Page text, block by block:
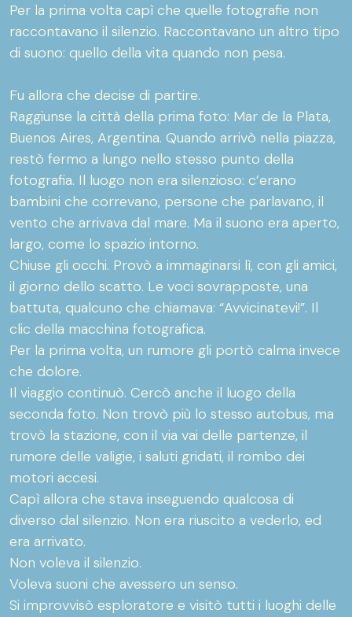
Per la prima volta capì che quelle fotografie non
raccontavano il silenzio. Raccontavano un altro tipo
di suono: quello della vita quando non pesa.
Fu allora che decise di partire.
Raggiunse la città della prima foto: Mar de la Plata,
Buenos Aires, Argentina. Quando arrivò nella piazza,
restò fermo a lungo nello stesso punto della
fotografia. Il luogo non era silenzioso: c’erano
bambini che correvano, persone che parlavano, il
vento che arrivava dal mare. Ma il suono era aperto,
largo, come lo spazio intorno.
Chiuse gli occhi. Provò a immaginarsi lì, con gli amici,
il giorno dello scatto. Le voci sovrapposte, una
battuta, qualcuno che chiamava: “Avvicinatevi!”. Il
clic della macchina fotografica.
Per la prima volta, un rumore gli portò calma invece
che dolore.
Il viaggio continuò. Cercò anche il luogo della
seconda foto. Non trovò più lo stesso autobus, ma
trovò la stazione, con il via vai delle partenze, il
rumore delle valigie, i saluti gridati, il rombo dei
motori accesi.
Capì allora che stava inseguendo qualcosa di
diverso dal silenzio. Non era riuscito a vederlo, ed
era arrivato.
Non voleva il silenzio.
Voleva suoni che avessero un senso.
Si improvvisò esploratore e visitò tutti i luoghi delle